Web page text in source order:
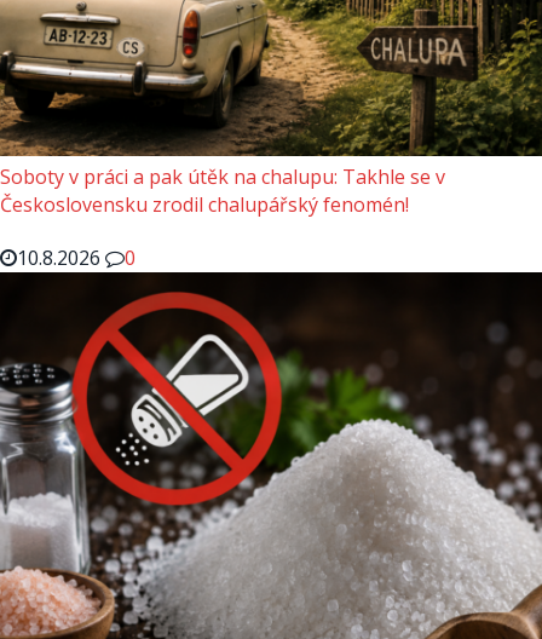
Soboty v práci a pak útěk na chalupu: Takhle se v
Československu zrodil chalupářský fenomén!
10.8.2026
0